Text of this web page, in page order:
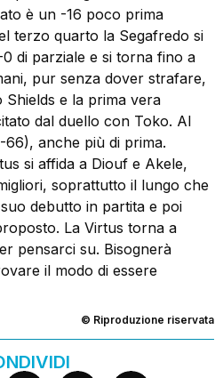
è un -16 poco prima
terzo quarto la Segafredo si
di parziale e si torna fino a
pur senza dover strafare,
e la prima vera
dal duello con Toko. Al
66), anche più di prima.
si affida a Diouf e Akele,
soprattutto il lungo che
debutto in partita e poi
La Virtus torna a
pensarci su. Bisognerà
il modo di essere
© Riproduzione riservata